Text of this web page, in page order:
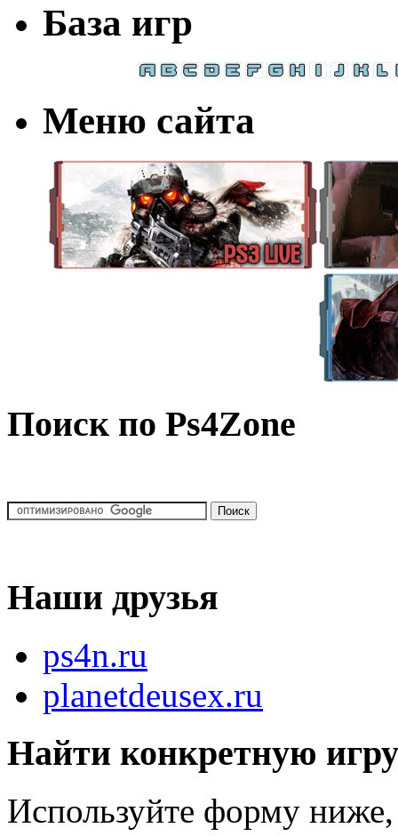
База игр
Меню сайта
Поиск по Ps4Zone
Наши друзья
ps4n.ru
planetdeusex.ru
Найти конкретную
Используйте форму